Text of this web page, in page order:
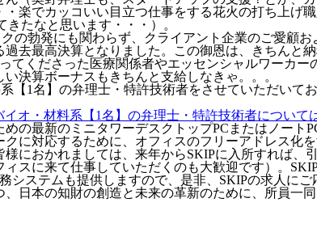
楽でカッコいい目立つ仕事をする花火の打ち上げ
たなと思います・・・）。
の勃発にも関わらず、クライアント企業のご愛顧
去最高決算となりました。この御恩は、きちんと
くださった医療関係者やエッセンシャルワーカー
決算ボーナスもきちんと支給しなきゃ。。。
【1名】の弁理士・特許技術者をさせていただいて
オ・材料系【1名】の弁理士・特許技術者について
の最新のミニタワーデスクトップPCまたはノート
に対応するために、オフィスのフリーアドレス化
におかれましては、来年からSKIPに入所すれば、
スに来て仕事していただくのも大歓迎です）。
ステムも提供しますので、是非、SKIPの求人にご
日本の知財の創造と未来の革新のために、所員一同